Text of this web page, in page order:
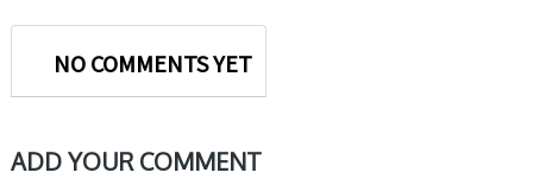
NO COMMENTS YET
ADD YOUR COMMENT